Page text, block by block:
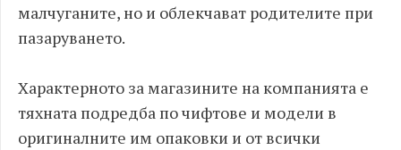
малчуганите, но и облекчават родителите при
пазаруването.
Характерното за магазините на компанията е
тяхната подредба по чифтове и модели в
оригиналните им опаковки и от всички